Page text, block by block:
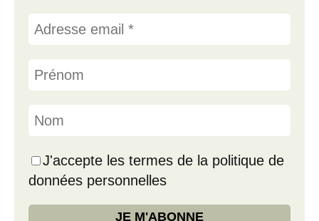
J'accepte les termes de la politique de
données personnelles